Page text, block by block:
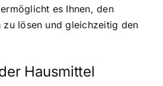
es Ihnen, den
zu lösen und gleichzeitig den
Hausmittel